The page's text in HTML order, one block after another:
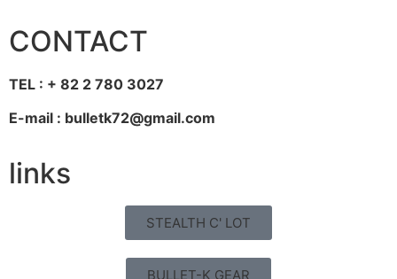
CONTACT
TEL : + 82 2 780 3027
E-mail : bulletk72@gmail.com
links
STEALTH C' LOT
BULLET-K GEAR